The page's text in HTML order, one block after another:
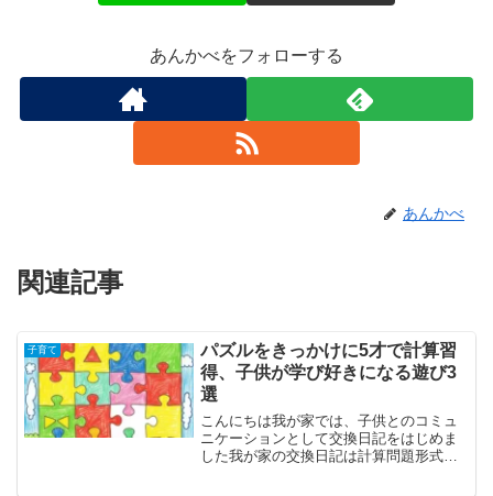
あんかべをフォローする
あんかべ
関連記事
子育て
パズルをきっかけに5才で計算習
得、子供が学び好きになる遊び3
選
こんにちは我が家では、子供とのコミュ
ニケーションとして交換日記をはじめま
した我が家の交換日記は計算問題形式の